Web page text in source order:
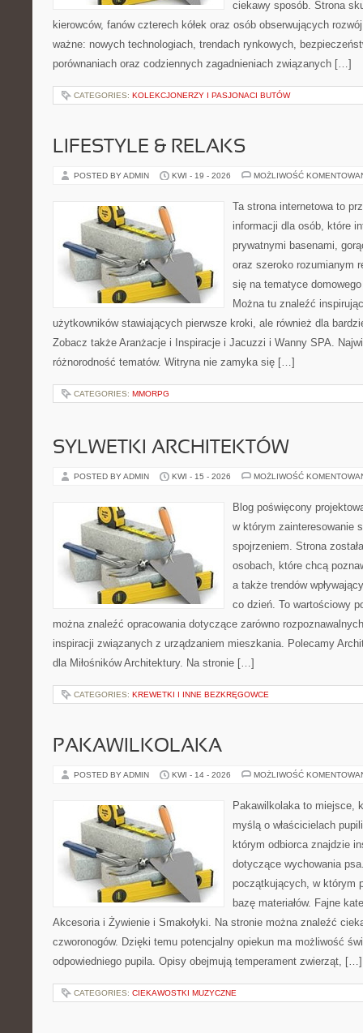
ciekawy sposób. Strona
kierowców, fanów czterech kółek oraz osób obserwujących
ważne: nowych technologiach, trendach rynkowych,
porównaniach oraz codziennych zagadnieniach związanych […]
CATEGORIES: KOLEKCJONERZY I PASJONACI BUTÓW
LIFESTYLE & RELAKS
POSTED BY ADMIN KWI - 19 - 2026 MOŻLIWOŚĆ
Ta strona internetowa to
informacji dla osób, które
prywatnymi basenami,
oraz szeroko rozumianym
się na tematyce
Można tu znaleźć
użytkowników stawiających pierwsze kroki, ale również dla
Zobacz także Aranżacje i Inspiracje i Jacuzzi i Wanny SPA.
różnorodność tematów. Witryna nie zamyka się […]
CATEGORIES: MMORPG
SYLWETKI ARCHITEKTÓW
POSTED BY ADMIN KWI - 15 - 2026 MOŻLIWOŚĆ
Blog poświęcony
w którym zainteresowanie
spojrzeniem. Strona
osobach, które chcą
a także trendów
co dzień. To wartościowy
można znaleźć opracowania dotyczące zarówno
inspiracji związanych z urządzaniem mieszkania. Polecamy
dla Miłośników Architektury. Na stronie […]
CATEGORIES: KREWETKI I INNE BEZKRĘGOWCE
PAKAWILKOLAKA
POSTED BY ADMIN KWI - 14 - 2026 MOŻLIWOŚĆ
Pakawilkolaka to miejsce,
myślą o właścicielach
którym odbiorca znajdzie
dotyczące wychowania
początkujących, w którym
bazę materiałów. Fajne
Akcesoria i Żywienie i Smakołyki. Na stronie można znaleźć
czworonogów. Dzięki temu potencjalny opiekun ma możliwość
odpowiedniego pupila. Opisy obejmują temperament zwierząt, […]
CATEGORIES: CIEKAWOSTKI MUZYCZNE